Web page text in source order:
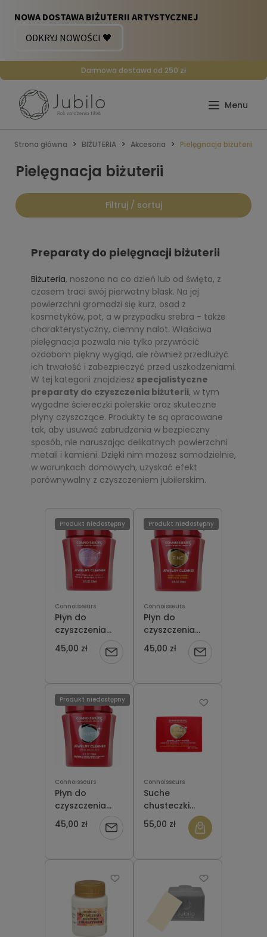
Darmowa dostawa od 250 zł
Strona główna BIŻUTERIA Akcesoria Pielęgnacja biżuterii
Pielęgnacja biżuterii
Filtruj / sortuj
Preparaty do pielęgnacji biżuterii
Biżuteria, noszona na co dzień lub od święta, z
czasem traci swój pierwotny blask. Na jej
powierzchni gromadzi się kurz, osad z
kosmetyków, pot, a w przypadku srebra - także
charakterystyczny, ciemny nalot. Właściwa
pielęgnacja pozwala nie tylko przywrócić
ozdobom piękny wygląd, ale również przedłużyć
ich trwałość i zabezpieczyć przed uszkodzeniami.
W tej kategorii znajdziesz specjalistyczne
preparaty do czyszczenia biżuterii, w tym
wygodne ściereczki polerskie oraz skuteczne
płyny czyszczące. Produkty te są opracowane
tak, aby usuwać zabrudzenia w bezpieczny
sposób, nie naruszając delikatnych powierzchni
metali i kamieni. Dzięki nim możesz samodzielnie,
w warunkach domowych, uzyskać efekt
porównywalny z czyszczeniem jubilerskim.
Connoisseurs
Płyn do
czyszczenia
biżuterii z
kamieniami
Connoisseurs
Delicate
Jewellery
Cleaner
45,00 zł
Produkt niedostępny
Powiadom
dostępności
Connoisseurs
Płyn do
czyszczenia
złota
Connoisseurs
Jewellery
45,00 zł
Produkt niedostępny
Powiadom
dostępności
Connoisseurs
Płyn do
czyszczenia
srebra
Connoisseurs
Cleaner
45,00 zł
Produkt niedostępny
Powiadom
dostępności
Connoisseurs
Suche
chusteczki
Connoisseurs
do czyszczenia
Jewellery
55,00 zł